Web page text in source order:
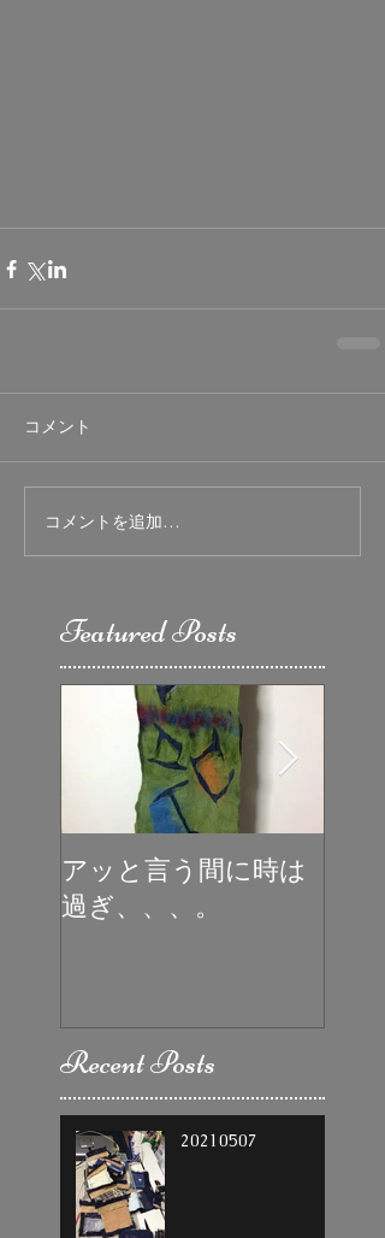
Featured Posts
Recent Posts
コメント
コメントを追加…
アッと言う間に時は
過ぎ、、、。
20210507